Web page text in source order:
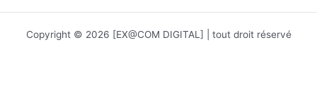
Copyright © 2026 [EX@COM DIGITAL] | tout droit réservé